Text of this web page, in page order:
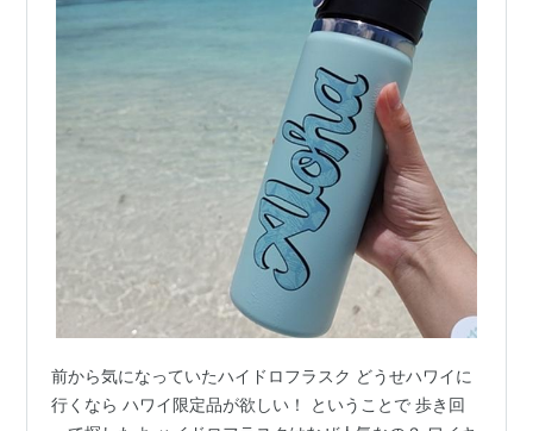
前から気になっていたハイドロフラスク どうせハワイに
行くなら ハワイ限定品が欲しい！ ということで 歩き回